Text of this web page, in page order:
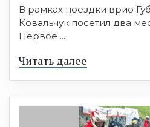
В рамках поездки врио
Ковальчук посетил два
Первое ...
Читать далее